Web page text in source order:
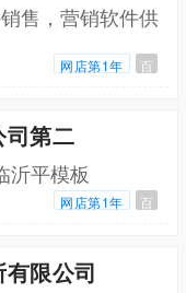
售，营销软件供
网店第1年 百
司第二
沂平模板
网店第1年 百
限公司